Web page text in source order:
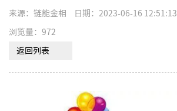
来源：链能金相 日期：2023-06-16 12:51:13
浏览量：972
返回列表